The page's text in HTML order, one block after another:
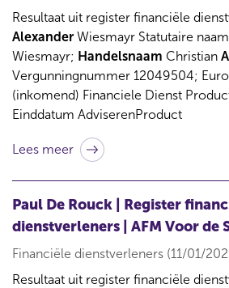
Resultaat uit register financiële
Alexander Wiesmayr Statutaire
Wiesmayr; Handelsnaam Christian
Vergunningnummer 12049504;
(inkomend) Financiele Dienst
Einddatum AdviserenProduct
Lees meer
Paul De Rouck | Register
dienstverleners | AFM Voor de
Financiële dienstverleners (11/01/
Resultaat uit register financiële